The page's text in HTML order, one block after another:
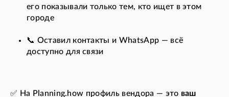
его показывали только тем, кто ищет в этом
городе
📞 Оставил контакты и WhatsApp — всё
доступно для связи
✅ На Planning.how профиль вендора — это ваш